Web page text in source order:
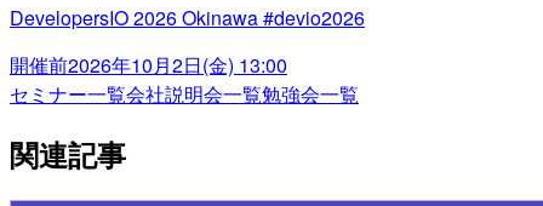
DevelopersIO 2026 Okinawa #devio2026
開催前2026年10月2日(金) 13:00
セミナー一覧会社説明会一覧勉強会一覧
関連記事